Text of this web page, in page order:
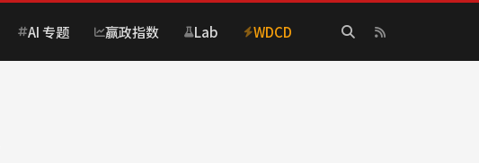
AI 专题 赢政指数 Lab WDCD